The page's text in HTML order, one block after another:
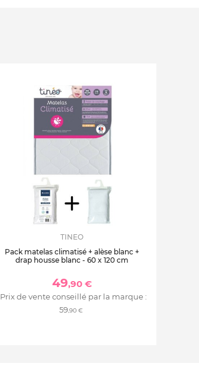
TINEO
Pack matelas climatisé + alèse blanc +
drap housse blanc - 60 x 120 cm
49,90 €
Prix de vente conseillé par la marque :
59,90 €